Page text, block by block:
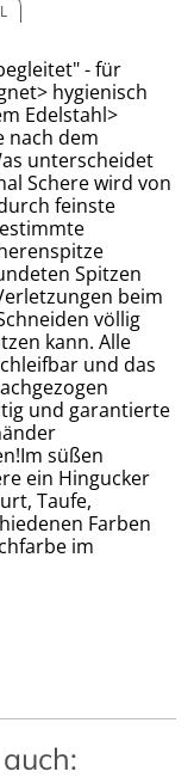
- für
hygienisch
Edelstahl>
nach dem
unterscheidet
Schere wird von
feinste
Spitzen
beim
völlig
kann. Alle
und das
und garantierte
süßen
ein Hingucker
Taufe,
Farben
im